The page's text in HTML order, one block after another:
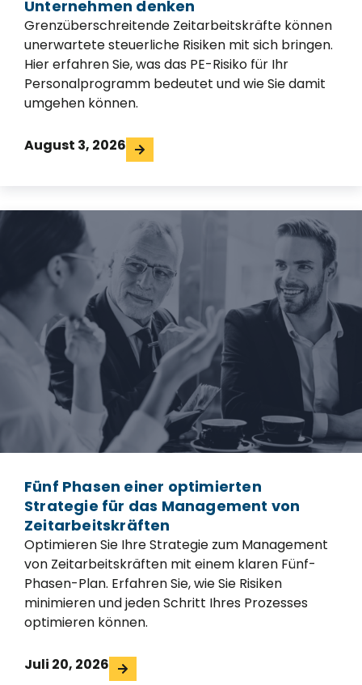
Unternehmen denken
Grenzüberschreitende Zeitarbeitskräfte können
unerwartete steuerliche Risiken mit sich bringen.
Hier erfahren Sie, was das PE-Risiko für Ihr
Personalprogramm bedeutet und wie Sie damit
umgehen können.
August 3, 2026
Fünf Phasen einer optimierten
Strategie für das Management von
Zeitarbeitskräften
Optimieren Sie Ihre Strategie zum Management
von Zeitarbeitskräften mit einem klaren Fünf-
Phasen-Plan. Erfahren Sie, wie Sie Risiken
minimieren und jeden Schritt Ihres Prozesses
optimieren können.
Juli 20, 2026